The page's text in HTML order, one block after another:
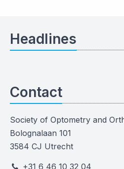
Headlines
Contact
Society of Optometry and
Bolognalaan 101
3584 CJ Utrecht
+31 6 46 10 32 04